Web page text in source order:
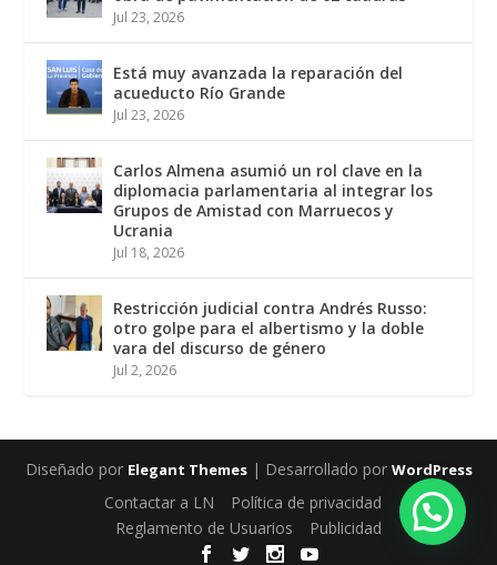
Jul 23, 2026
Está muy avanzada la reparación del
acueducto Río Grande
Jul 23, 2026
Carlos Almena asumió un rol clave en la
diplomacia parlamentaria al integrar los
Grupos de Amistad con Marruecos y
Ucrania
Jul 18, 2026
Restricción judicial contra Andrés Russo:
otro golpe para el albertismo y la doble
vara del discurso de género
Jul 2, 2026
Diseñado por Elegant Themes| Desarrollado por WordPress
Contactar a LN
Política de privacidad
Reglamento de Usuarios
Publicidad